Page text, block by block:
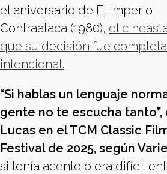
el aniversario de El Imperio
Contraataca (1980), el
que su decisión fue
intencional.
“Si hablas un lenguaje
gente no te escucha tanto”,
Lucas en el TCM Classic
Festival de 2025, según
si tenía acento o era difícil